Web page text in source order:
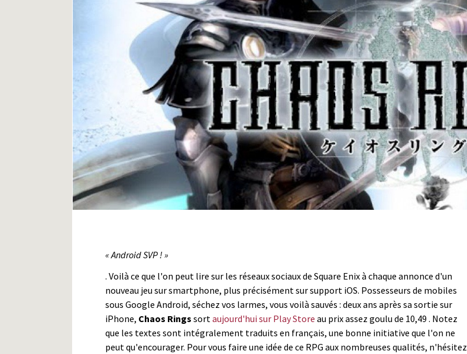
« Android SVP ! »
. Voilà ce que l'on peut lire sur les réseaux sociaux de Square Enix à chaque annonce d'un
nouveau jeu sur smartphone, plus précisément sur support iOS. Possesseurs de mobiles
sous Google Android, séchez vos larmes, vous voilà sauvés : deux ans après sa sortie sur
iPhone, Chaos Rings sort aujourd'hui sur Play Store au prix assez goulu de 10,49 . Notez
que les textes sont intégralement traduits en français, une bonne initiative que l'on ne
peut qu'encourager. Pour vous faire une idée de ce RPG aux nombreuses qualités, n'hésitez